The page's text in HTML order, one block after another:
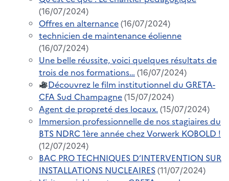
(16/07/2024)
Offres en alternance(16/07/2024)
technicien de maintenance éolienne
(16/07/2024)
Une belle réussite, voici quelques résultats de
trois de nos formations… (16/07/2024)
Découvrez le film institutionnel du GRETA-
CFA Sud Champagne(15/07/2024)
Agent de propreté des locaux. (15/07/2024)
Immersion professionnelle de nos stagiaires du
BTS NDRC 1ère année chez Vorwerk KOBOLD !
(12/07/2024)
BAC PRO TECHNIQUES D’INTERVENTION SUR
INSTALLATIONS NUCLEAIRES(11/07/2024)